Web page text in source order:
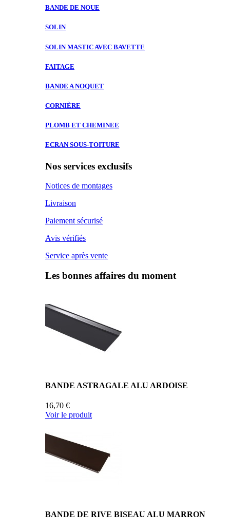
BANDE DE NOUE
SOLIN
SOLIN MASTIC AVEC BAVETTE
FAITAGE
BANDE ANOQUET
CORNIÈRE
PLOMB ET CHEMINEE
ECRAN SOUS-TOITURE
Nos services exclusifs
Notices de montages
Livraison
Paiement sécurisé
Avis vérifiés
Service après vente
Les bonnes affaires du moment
BANDE ASTRAGALE ALU ARDOISE
16,70 €
Voir le produit
BANDE DE RIVE BISEAU ALU MARRON